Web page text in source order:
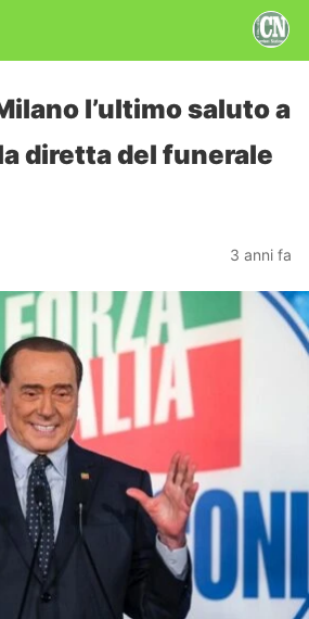
l’ultimo saluto a
diretta del funerale
3 anni fa